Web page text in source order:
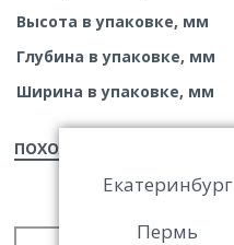
Высота в упаковке, мм
Глубина в упаковке, мм
Ширина в упаковке, мм
ПОХОЖИЕ ТОВАРЫ
Екатеринбург
Пермь